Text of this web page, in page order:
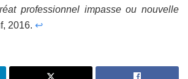
professionnel impasse ou nouvelle
2016. ↩